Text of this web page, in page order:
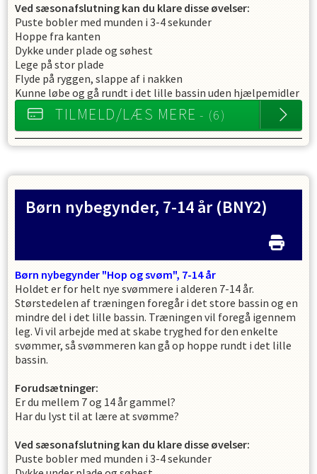
Ved sæsonafslutning kan du klare disse øvelser:
Puste bobler med munden i 3-4 sekunder
Hoppe fra kanten
Dykke under plade og søhest
Lege på stor plade
Flyde på ryggen, slappe af i nakken
Kunne løbe og gå rundt i det lille bassin uden hjælpemidler
TILMELD/LÆS MERE - (6)
Børn nybegynder, 7-14 år (BNY2)
Børn nybegynder "Hop og svøm", 7-14 år
Holdet er for helt nye svømmere i alderen 7-14 år.
Størstedelen af træningen foregår i det store bassin og en
mindre del i det lille bassin. Træningen vil foregå igennem
leg. Vi vil arbejde med at skabe tryghed for den enkelte
svømmer, så svømmeren kan gå op hoppe rundt i det lille
bassin.
Forudsætninger:
Er du mellem 7 og 14 år gammel?
Har du lyst til at lære at svømme?
Ved sæsonafslutning kan du klare disse øvelser:
Puste bobler med munden i 3-4 sekunder